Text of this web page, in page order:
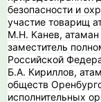
безопасности и
участие товарищ
М.Н. Канев,
заместитель
Российской
Б.А. Кириллов,
обществ
исполнительных